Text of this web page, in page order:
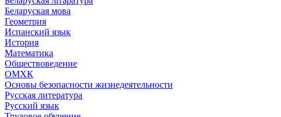
Беларуская мова
Геометрия
Испанский язык
История
Математика
Обществоведение
ОМХК
Основы безопасности жизнедеятельности
Русская литература
Русский язык